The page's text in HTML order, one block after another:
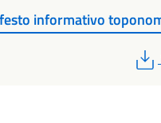
informativo